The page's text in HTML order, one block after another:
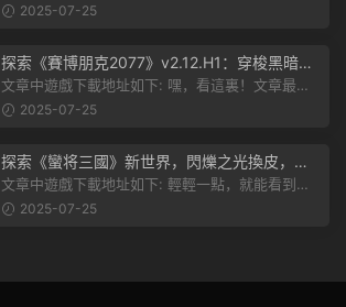
2025-07-25
探索《賽博朋克2077》v2.12.H1：穿梭黑暗都
市，感受未來世界的震撼
文章中遊戲下載地址如下: 嘿，看這裏！文章最後
有個圖片，點一下就能加入我們的...
2025-07-25
探索《蠻将三國》新世界，閃爍之光換皮，共
赴手遊盛宴！
文章中遊戲下載地址如下: 輕輕一點，就能看到原
文。 滑動一下屏幕，就能看到...
2025-07-25